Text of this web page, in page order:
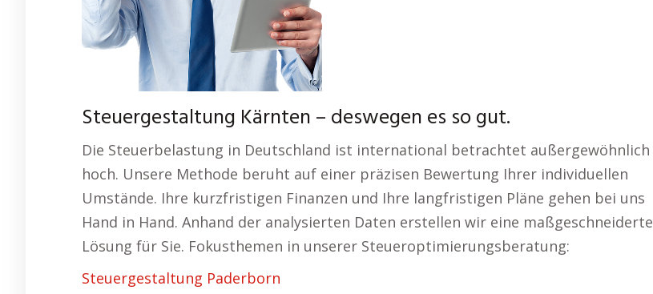
Steuergestaltung Kärnten – deswegen es so gut.
Die Steuerbelastung in Deutschland ist international betrachtet außergewöhnlich
hoch. Unsere Methode beruht auf einer präzisen Bewertung Ihrer individuellen
Umstände. Ihre kurzfristigen Finanzen und Ihre langfristigen Pläne gehen bei uns
Hand in Hand. Anhand der analysierten Daten erstellen wir eine maßgeschneiderte
Lösung für Sie. Fokusthemen in unserer Steueroptimierungsberatung:
Steuergestaltung Paderborn